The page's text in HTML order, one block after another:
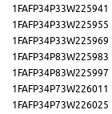
1FAFP34P33W225941
1FAFP34P33W225955
1FAFP34P33W225969
1FAFP34P83W225983
1FAFP34P83W225997
1FAFP34P73W226011
1FAFP34P73W226025